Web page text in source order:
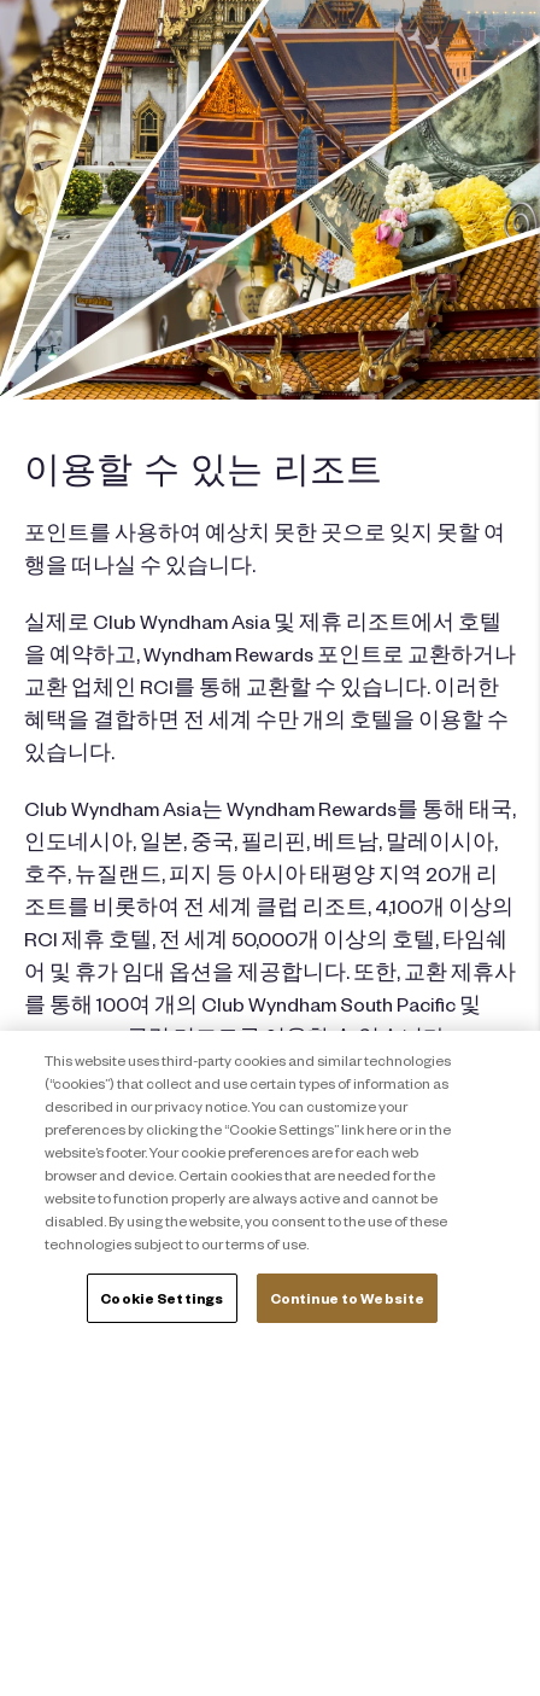
이용할 수 있는 리조트
포인트를 사용하여 예상치 못한 곳으로 잊지 못할 여
행을 떠나실 수 있습니다.
실제로 Club Wyndham Asia 및 제휴 리조트에서 호텔
을 예약하고, Wyndham Rewards 포인트로 교환하거나
교환 업체인 RCI를 통해 교환할 수 있습니다. 이러한
혜택을 결합하면 전 세계 수만 개의 호텔을 이용할 수
있습니다.
Club Wyndham Asia는 Wyndham Rewards를 통해 태국,
인도네시아, 일본, 중국, 필리핀, 베트남, 말레이시아,
호주, 뉴질랜드, 피지 등 아시아 태평양 지역 20개 리
조트를 비롯하여 전 세계 클럽 리조트, 4,100개 이상의
RCI 제휴 호텔, 전 세계 50,000개 이상의 호텔, 타임쉐
어 및 휴가 임대 옵션을 제공합니다. 또한, 교환 제휴사
를 통해 100여 개의 Club Wyndham South Pacific 및
WorldMark 클럽 리조트를 이용할 수 있습니다.
리조트
This website uses third-party cookies and similar technologies
(“cookies”) that collect and use certain types of information as
described in our privacy notice. You can customize your
preferences by clicking the “Cookie Settings” link here or in the
website’s footer. Your cookie preferences are for each web
browser and device. Certain cookies that are needed for the
website to function properly are always active and cannot be
disabled. By using the website, you consent to the use of these
technologies subject to our terms of use.
Cookie Settings Continue to Website